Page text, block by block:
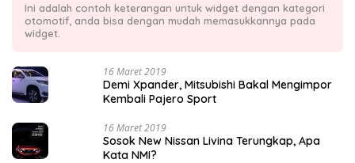
Ini adalah contoh keterangan untuk widget dengan kategori
otomotif, anda bisa dengan mudah memasukkannya pada
widget.
16 Maret 2019
Demi Xpander, Mitsubishi Bakal Mengimpor
Kembali Pajero Sport
16 Maret 2019
Sosok New Nissan Livina Terungkap, Apa
Kata NMI?